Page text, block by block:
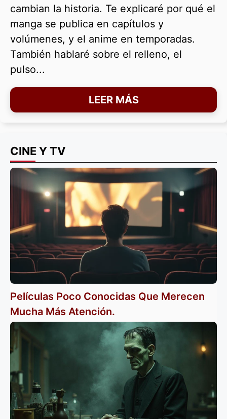
cambian la historia. Te explicaré por qué el
manga se publica en capítulos y
volúmenes, y el anime en temporadas.
También hablaré sobre el relleno, el
pulso...
LEER MÁS
CINE Y TV
Películas Poco Conocidas Que Merecen
Mucha Más Atención.